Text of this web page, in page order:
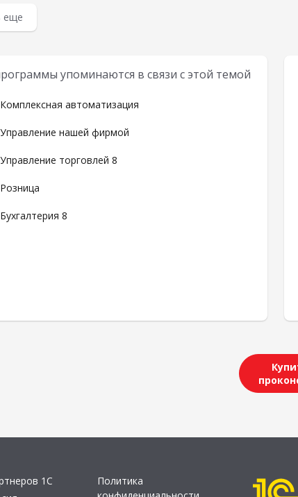
еще
упоминаются в связи с этой темой
автоматизация
нашей фирмой
торговлей 8
8
1С
Политика